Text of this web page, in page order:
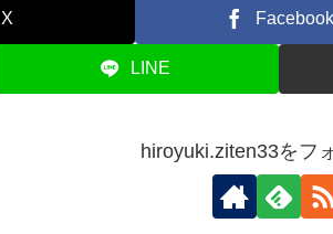
X Facebook
LINE
hiroyuki.ziten33をフ